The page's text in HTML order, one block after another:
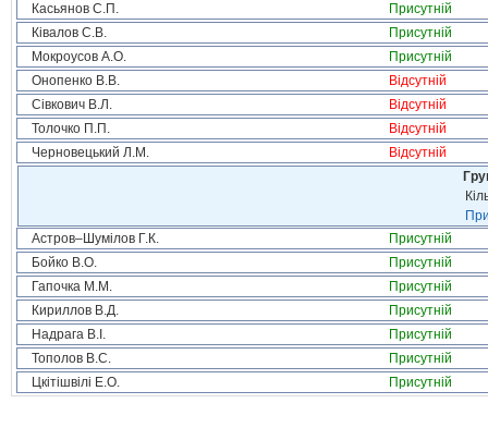
Касьянов С.П.
Присутній
Ківалов С.В.
Присутній
Мокроусов А.О.
Присутній
Онопенко В.В.
Відсутній
Сівкович В.Л.
Відсутній
Толочко П.П.
Відсутній
Черновецький Л.М.
Відсутній
Астров–Шумілов Г.К.
Присутній
Бойко В.О.
Присутній
Гапочка М.М.
Присутній
Кириллов В.Д.
Присутній
Надрага В.І.
Присутній
Тополов В.С.
Присутній
Цкітішвілі Е.О.
Присутній